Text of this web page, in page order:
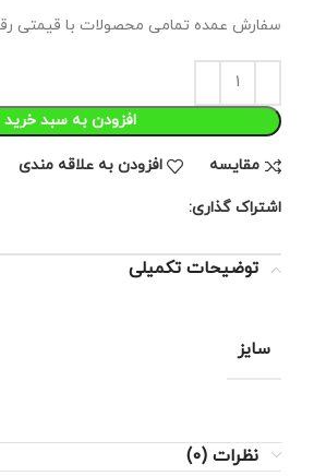
سفارش عمده تمامی محصولات با قیمتی
افزودن به سبد خرید
مقايسه افزودن به علاقه مندی
اشتراک گذاری:
توضیحات تکمیلی
سایز
نظرات (0)